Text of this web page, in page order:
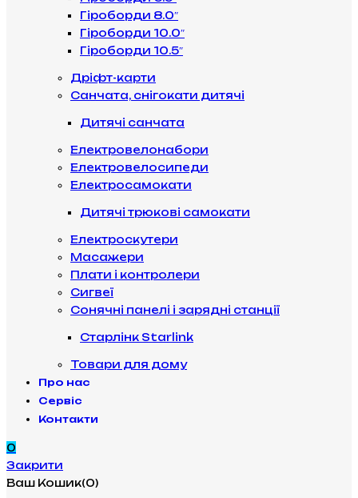
Гіроборди 8.0″
Гіроборди 10.0″
Гіроборди 10.5″
Дріфт-карти
Санчата, снігокати дитячі
Дитячі санчата
Електровелонабори
Електровелосипеди
Електросамокати
Дитячі трюкові самокати
Електроскутери
Масажери
Плати і контролери
Сигвеї
Сонячні панелі і зарядні станції
Старлінк Starlink
Товари для дому
Про нас
Сервіс
Контакти
0
Закрити
Ваш Кошик(0)